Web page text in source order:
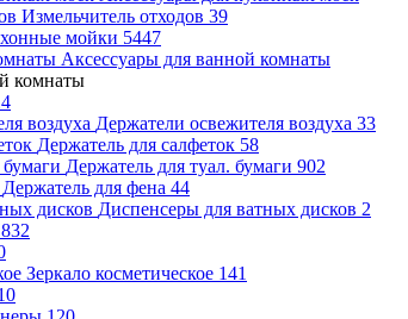
Измельчитель отходов 39
мойки 5447
Аксессуары для ванной комнаты
комнаты
Держатели освежителя воздуха 33
Держатель для салфеток 58
Держатель для туал. бумаги 902
Держатель для фена 44
Диспенсеры для ватных дисков 2
832
Зеркало косметическое 141